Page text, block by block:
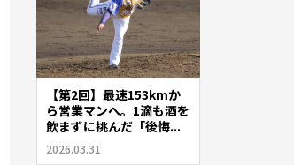
【第2回】最速153kmか
ら営業マンへ。1滴も酒を
飲まずに挑んだ「後悔...
2026.03.31